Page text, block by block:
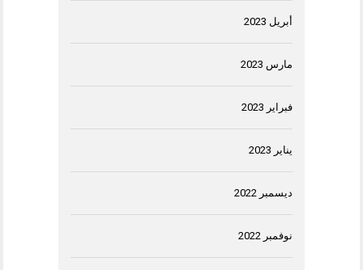
أبريل 2023
مارس 2023
فبراير 2023
يناير 2023
ديسمبر 2022
نوفمبر 2022